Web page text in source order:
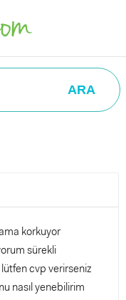
ARA
korkuyor
sürekli
cvp verirseniz
nasıl yenebilirim